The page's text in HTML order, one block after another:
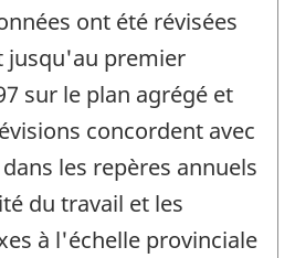
ont été révisées
jusqu'au premier
sur le plan agrégé et
concordent avec
les repères annuels
du travail et les
à l'échelle provinciale